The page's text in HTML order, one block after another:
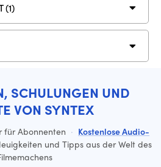
(1)
SCHULUNGEN UND
VON SYNTEX
für Abonnenten · Kostenlose Audio-
und Tipps aus der Welt des